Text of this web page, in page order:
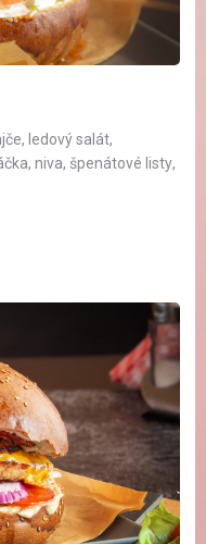
, ledový salát,
, niva, špenátové listy,